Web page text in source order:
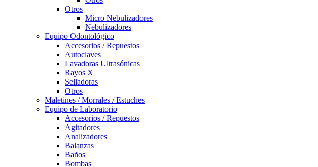
Otros
Micro Nebulizadores
Nebulizadores
Equipo Odontológico
Accesorios / Repuestos
Autoclaves
Lavadoras Ultrasónicas
Rayos X
Selladoras
Otros
Maletines / Morrales / Estuches
Equipo de Laboratorio
Accesorios / Repuestos
Agitadores
Analizadores
Balanzas
Baños
Bombas